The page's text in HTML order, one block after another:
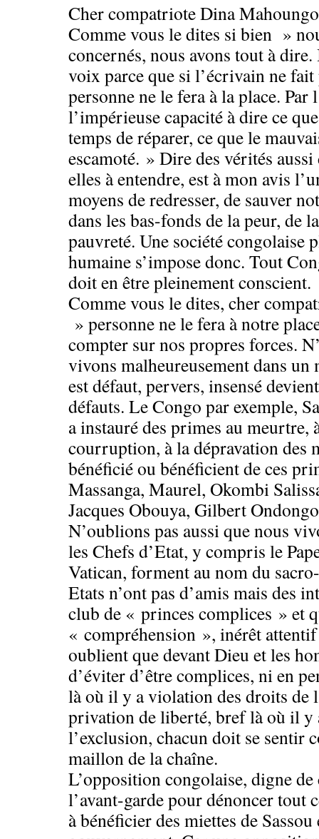
Cher compatriote Dina
Comme vous le dites si bien »
concernés, nous avons tout à
voix parce que si l’écrivain ne fait
personne ne le fera à la place. Par
l’impérieuse capacité à dire ce
temps de réparer, ce que le
escamoté. » Dire des vérités
elles à entendre, est à mon avis
moyens de redresser, de sauver
dans les bas-fonds de la peur, de
pauvreté. Une société congolaise
humaine s’impose donc. Tout
doit en être pleinement conscient.
Comme vous le dites, cher
» personne ne le fera à notre
compter sur nos propres forces.
vivons malheureusement dans
est défaut, pervers, insensé
défauts. Le Congo par exemple,
a instauré des primes au meurtre,
courruption, à la dépravation des
bénéficié ou bénéficient de ces
Massanga, Maurel, Okombi
Jacques Obouya, Gilbert
N’oublions pas aussi que nous
les Chefs d’Etat, y compris le
Vatican, forment au nom du
Etats n’ont pas d’amis mais des
club de « princes complices » et
« compréhension », inérêt
oublient que devant Dieu et les
d’éviter d’être complices, ni en
là où il y a violation des droits de
privation de liberté, bref là où il y
l’exclusion, chacun doit se sentir
maillon de la chaîne.
L’opposition congolaise, digne
l’avant-garde pour dénoncer tout
à bénéficier des miettes de Sassou